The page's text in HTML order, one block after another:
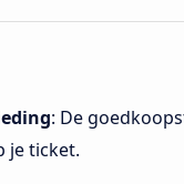
: De
je ticket.